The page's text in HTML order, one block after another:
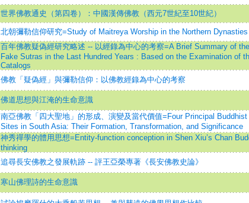
世界佛教通史（第四卷）：中國漢傳佛教（西元7世紀至10世紀）
北朝彌勒信仰研究=Study of Maitreya Worship in the Northern Dynasties
百年佛教疑偽經研究略述 -- 以經錄為中心的考察=A Brief Summary of
Fake Sutras in the Last Hundred Years : Based on the Examination of
Catalogs
佛教「疑偽經」與彌勒信仰：以佛教經錄為中心的考察
佛道思想與江淹的生命意識
南亞佛教「四大聖地」的形成、演變及當代價值=Four Principal
Sites in South Asia: Their Formation, Transformation, and Significance
神秀禪學的體用思想=Entity-function conception in Shen Xiu’s Chan
thinking
追尋長安佛教之發展軌跡 -- 評王亞榮專著《長安佛教史論》
寒山佛理詩的生命意識